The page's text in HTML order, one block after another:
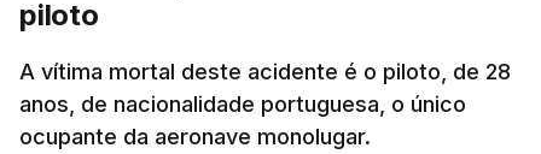
piloto
A vítima mortal deste acidente é o piloto, de 28
anos, de nacionalidade portuguesa, o único
ocupante da aeronave monolugar.